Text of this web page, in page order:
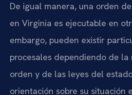
De igual manera, una orden
en Virginia es ejecutable en
embargo, pueden existir
procesales dependiendo de
orden y de las leyes del
orientación sobre su situación